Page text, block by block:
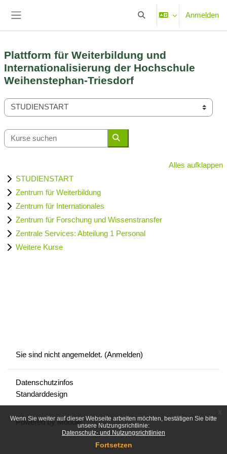
Wenn Sie weiter auf dieser Webseite arbeiten möchten, bestätigen Sie bitte
unsere Nutzungsrichtlinie:
Datenschutz- und Nutzungsrichtlinien
Fortsetzen
x
Sucheingabe umschalten
Anmelden
Plattform für Weiterbildung und
Internationalisierung der Hochschule
Weihenstephan-Triesdorf
Kursbereiche
Kurse suchen
Kurse suchen
Alles aufklappen
STUDIENSTART
Zentrum für Weiterbildung
Zentrum für Internationales
Zentrum für Forschung und Wissenstransfer
Zentrale Services: Abteilung 1 Personal
Weitere Kurse
Sie sind nicht angemeldet. (Anmelden)
Datenschutzinfos
Standarddesign
Powered byMoodle